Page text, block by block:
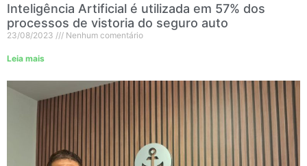
Inteligência Artificial é utilizada em 57% dos
processos de vistoria do seguro auto
23/08/2023 Nenhum comentário
Leia mais